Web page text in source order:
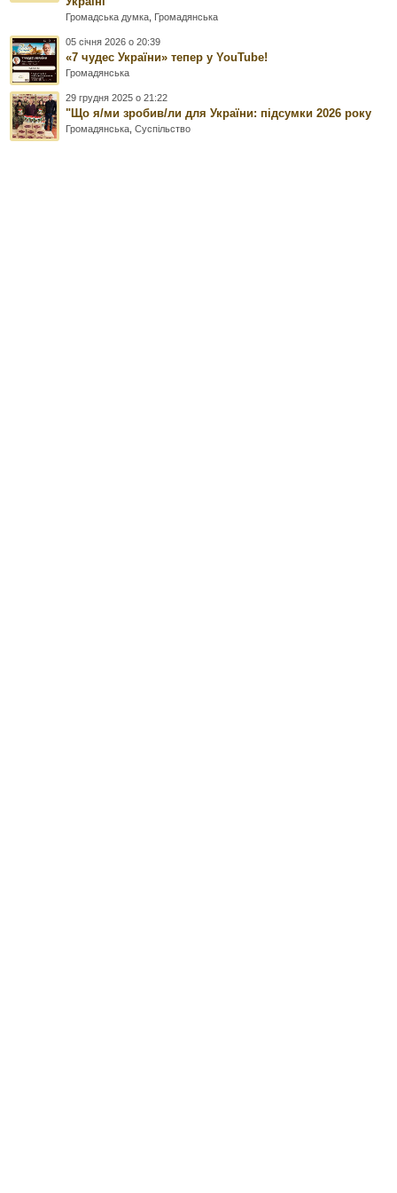
Громадська думка Громадянська
05 січня 2026 о 20:39
«7 чудес України» тепер у YouTube!
Громадянська
29 грудня 2025 о 21:22
"Що я/ми зробив/ли для України: підсумки 2026 року
Громадянська ,Суспільство